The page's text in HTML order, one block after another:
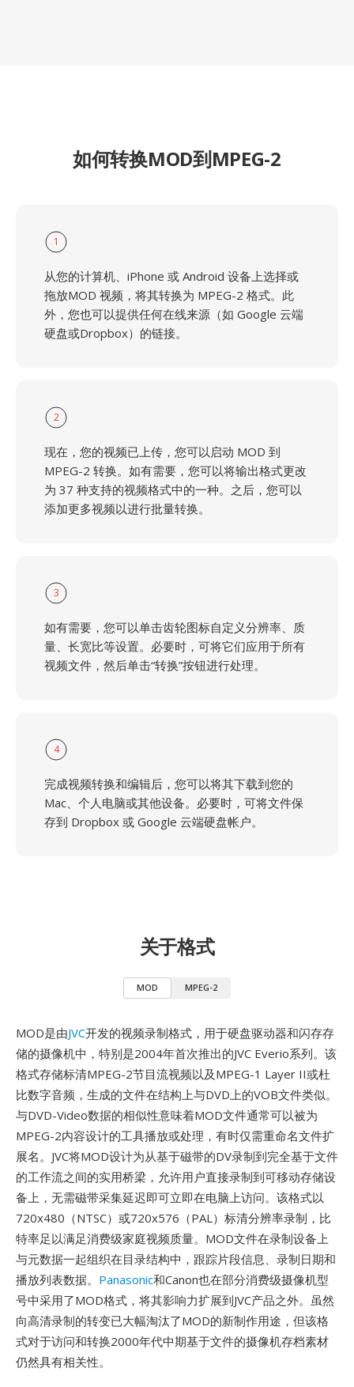
如何转换MOD到MPEG-2
1
从您的计算机、iPhone 或 Android 设备上选择或
拖放MOD 视频，将其转换为 MPEG-2 格式。此
外，您也可以提供任何在线来源（如 Google 云端
硬盘或Dropbox）的链接。
2
现在，您的视频已上传，您可以启动 MOD 到
MPEG-2 转换。如有需要，您可以将输出格式更改
为 37 种支持的视频格式中的一种。之后，您可以
添加更多视频以进行批量转换。
3
如有需要，您可以单击齿轮图标自定义分辨率、质
量、长宽比等设置。必要时，可将它们应用于所有
视频文件，然后单击“转换”按钮进行处理。
4
完成视频转换和编辑后，您可以将其下载到您的
Mac、个人电脑或其他设备。必要时，可将文件保
存到 Dropbox 或 Google 云端硬盘帐户。
关于格式
MOD MPEG-2
MOD是由JVC开发的视频录制格式，用于硬盘驱动器和闪存存
储的摄像机中，特别是2004年首次推出的JVC Everio系列。该
格式存储标清MPEG-2节目流视频以及MPEG-1 Layer II或杜
比数字音频，生成的文件在结构上与DVD上的VOB文件类似。
与DVD-Video数据的相似性意味着MOD文件通常可以被为
MPEG-2内容设计的工具播放或处理，有时仅需重命名文件扩
展名。JVC将MOD设计为从基于磁带的DV录制到完全基于文件
的工作流之间的实用桥梁，允许用户直接录制到可移动存储设
备上，无需磁带采集延迟即可立即在电脑上访问。该格式以
720x480（NTSC）或720x576（PAL）标清分辨率录制，比
特率足以满足消费级家庭视频质量。MOD文件在录制设备上
与元数据一起组织在目录结构中，跟踪片段信息、录制日期和
播放列表数据。 Panasonic和Canon也在部分消费级摄像机型
号中采用了MOD格式，将其影响力扩展到JVC产品之外。虽然
向高清录制的转变已大幅淘汰了MOD的新制作用途，但该格
式对于访问和转换2000年代中期基于文件的摄像机存档素材
仍然具有相关性。